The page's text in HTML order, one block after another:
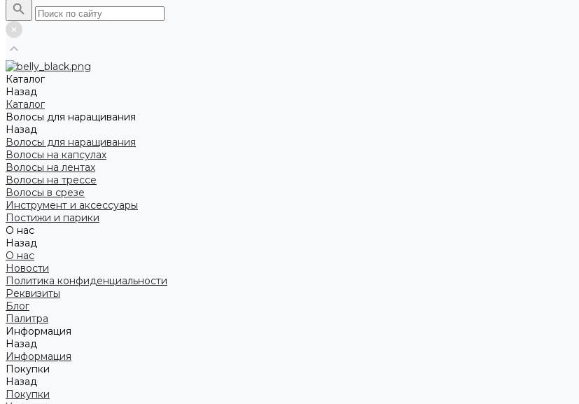
Каталог
Назад
Каталог
Волосы для наращивания
Назад
Волосы для наращивания
Волосы на капсулах
Волосы на лентах
Волосы на трессе
Волосы в срезе
Инструмент и аксессуары
Постижи и парики
О нас
Назад
О нас
Новости
Политика конфиденциальности
Реквизиты
Блог
Палитра
Информация
Назад
Информация
Покупки
Назад
Покупки